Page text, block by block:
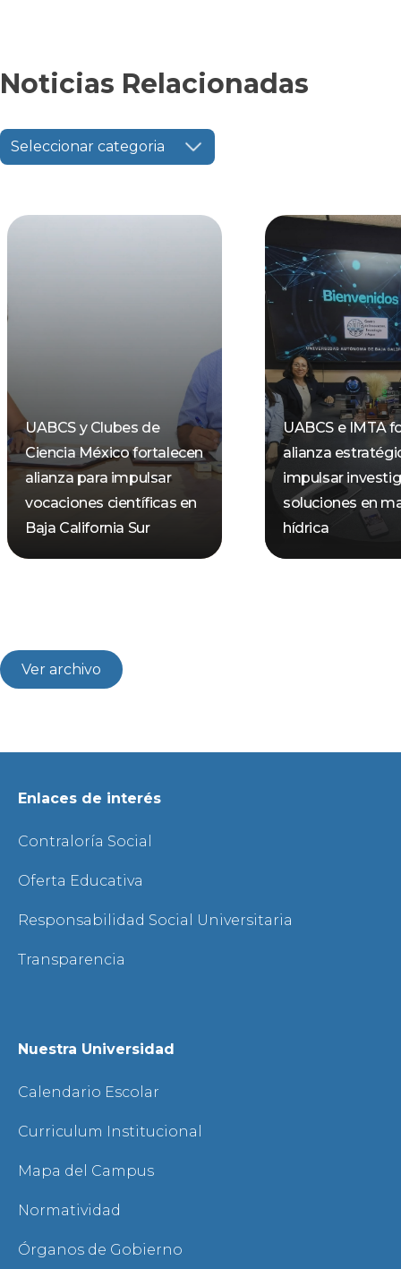
Noticias Relacionadas
Seleccionar categoria
UABCS y Clubes de
Ciencia México fortalecen
alianza para impulsar
vocaciones científicas en
Baja California Sur
UABCS e IMTA
alianza
impulsar
soluciones en
hídrica
Ver archivo
Enlaces de interés
Contraloría Social
Oferta Educativa
Responsabilidad Social Universitaria
Transparencia
Nuestra Universidad
Calendario Escolar
Curriculum Institucional
Mapa del Campus
Normatividad
Órganos de Gobierno